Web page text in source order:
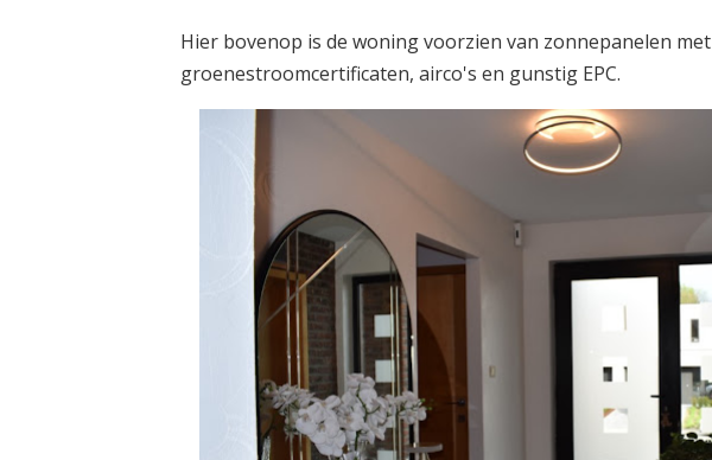
Hier bovenop is de woning voorzien van zonnepanelen met
groenestroomcertificaten, airco's en gunstig EPC.